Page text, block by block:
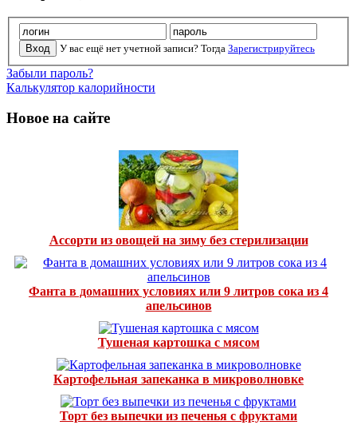
У вас ещё нет учетной записи? Тогда Зарегистрируйтесь
Забыли пароль?
Калькулятор калорийности
Новое на сайте
Ассорти из овощей на зиму без стерилизации
Фанта в домашних условиях или 9 литров сока из 4
апельсинов
Тушеная картошка с мясом
Картофельная запеканка в микроволновке
Торт без выпечки из печенья с фруктами